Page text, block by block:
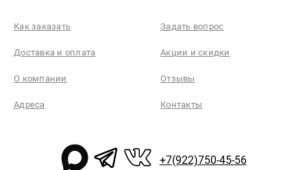
Как заказать Задать вопрос
Доставка и оплата Акции и скидки
О компании Отзывы
Адреса Контакты
+7(922)750-45-56